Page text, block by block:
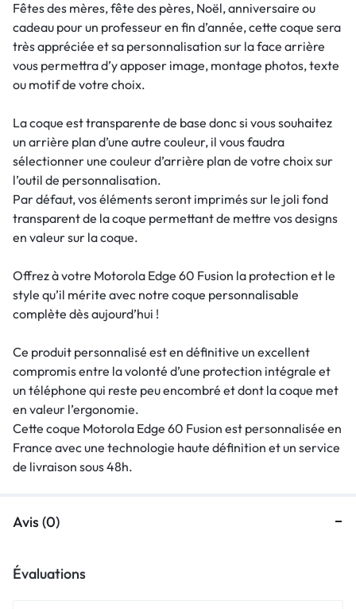
Fêtes des mères, fête des pères, Noël, anniversaire ou
cadeau pour un professeur en fin d’année, cette coque sera
très appréciée et sa personnalisation sur la face arrière
vous permettra d’y apposer image, montage photos, texte
ou motif de votre choix.
La coque est transparente de base donc si vous souhaitez
un arrière plan d’une autre couleur, il vous faudra
sélectionner une couleur d’arrière plan de votre choix sur
l’outil de personnalisation.
Par défaut, vos éléments seront imprimés sur le joli fond
transparent de la coque permettant de mettre vos designs
en valeur sur la coque.
Offrez à votre Motorola Edge 60 Fusion la protection et le
style qu’il mérite avec notre coque personnalisable
complète dès aujourd’hui !
Ce produit personnalisé est en définitive un excellent
compromis entre la volonté d’une protection intégrale et
un téléphone qui reste peu encombré et dont la coque met
en valeur l’ergonomie.
Cette coque Motorola Edge 60 Fusion est personnalisée en
France avec une technologie haute définition et un service
de livraison sous 48h.
Avis (0)
Évaluations